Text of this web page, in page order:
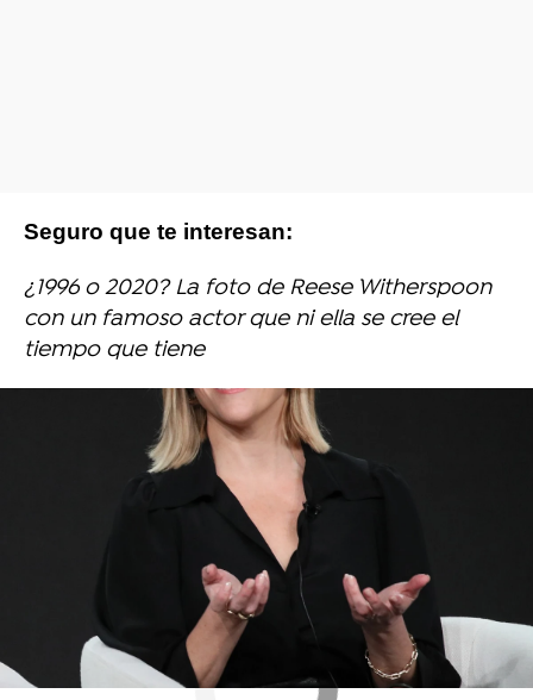
Seguro que te interesan:
¿1996 o 2020? La foto de Reese Witherspoon
con un famoso actor que ni ella se cree el
tiempo que tiene
Reese Witherspoon Una rubia muy legal